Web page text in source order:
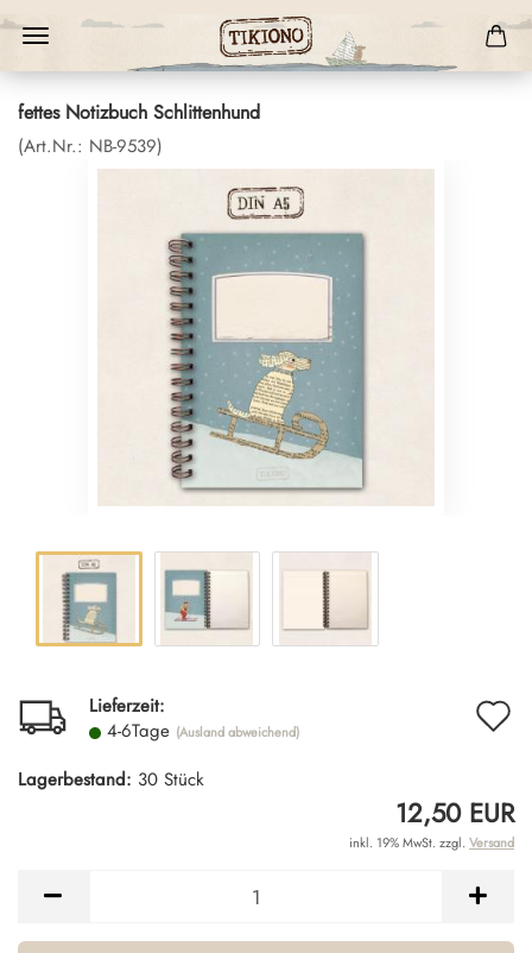
fettes Notizbuch Schlittenhund
(Art.Nr.: NB-9539)
Lieferzeit:
4-6Tage (Ausland abweichend)
Lagerbestand: 30 Stück
12,50 EUR
inkl. 19% MwSt. zzgl. Versand